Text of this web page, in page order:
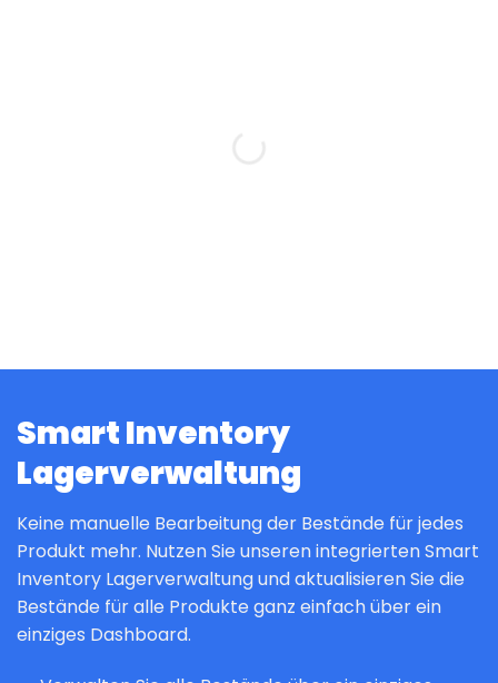
Smart Inventory
Lagerverwaltung
Keine manuelle Bearbeitung der Bestände für jedes
Produkt mehr. Nutzen Sie unseren integrierten Smart
Inventory Lagerverwaltung und aktualisieren Sie die
Bestände für alle Produkte ganz einfach über ein
einziges Dashboard.